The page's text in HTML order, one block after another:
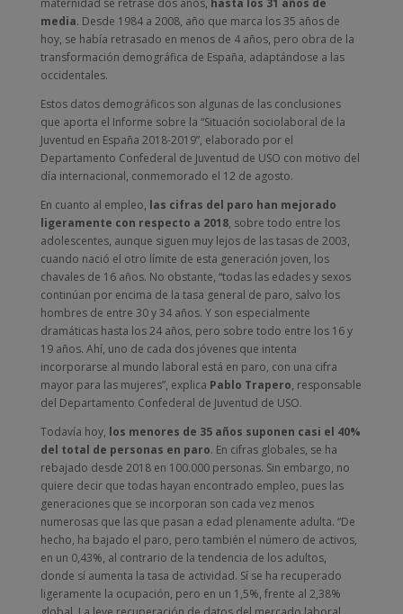
maternidad se retrase dos años, hasta los 31 años de
media. Desde 1984 a 2008, año que marca los 35 años de
hoy, se había retrasado en menos de 4 años, pero obra de la
transformación demográfica de España, adaptándose a las
occidentales.
Estos datos demográficos son algunas de las conclusiones
que aporta el Informe sobre la “Situación sociolaboral de la
Juventud en España 2018-2019”, elaborado por el
Departamento Confederal de Juventud de USO con motivo del
día internacional, conmemorado el 12 de agosto.
En cuanto al empleo, las cifras del paro han mejorado
ligeramente con respecto a 2018, sobre todo entre los
adolescentes, aunque siguen muy lejos de las tasas de 2003,
cuando nació el otro límite de esta generación joven, los
chavales de 16 años. No obstante, “todas las edades y sexos
continúan por encima de la tasa general de paro, salvo los
hombres de entre 30 y 34 años. Y son especialmente
dramáticas hasta los 24 años, pero sobre todo entre los 16 y
19 años. Ahí, uno de cada dos jóvenes que intenta
incorporarse al mundo laboral está en paro, con una cifra
mayor para las mujeres”, explica Pablo Trapero, responsable
del Departamento Confederal de Juventud de USO.
Todavía hoy, los menores de 35 años suponen casi el 40%
del total de personas en paro. En cifras globales, se ha
rebajado desde 2018 en 100.000 personas. Sin embargo, no
quiere decir que todas hayan encontrado empleo, pues las
generaciones que se incorporan son cada vez menos
numerosas que las que pasan a edad plenamente adulta. “De
hecho, ha bajado el paro, pero también el número de activos,
en un 0,43%, al contrario de la tendencia de los adultos,
donde sí aumenta la tasa de actividad. Sí se ha recuperado
ligeramente la ocupación, pero en un 1,5%, frente al 2,38%